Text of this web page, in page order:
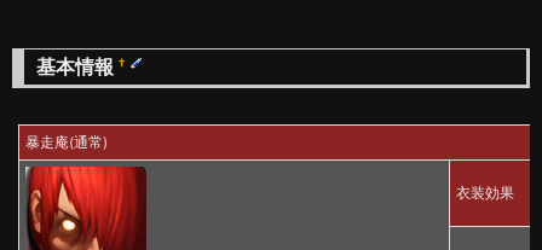
基本情報 †
暴走庵(通常)
衣装効果